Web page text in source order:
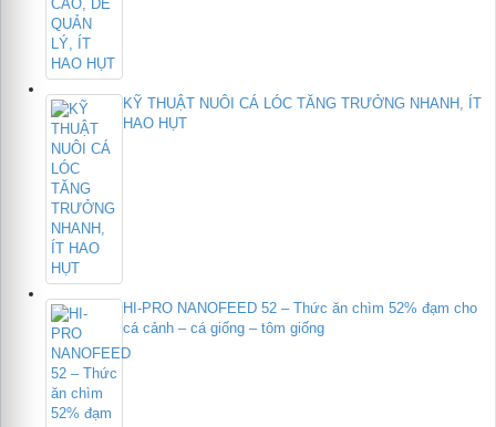
KỸ THUẬT NUÔI CÁ LÓC TĂNG TRƯỞNG NHANH, ÍT
HAO HỤT
HI-PRO NANOFEED 52 – Thức ăn chìm 52% đạm cho
cá cảnh – cá giống – tôm giống